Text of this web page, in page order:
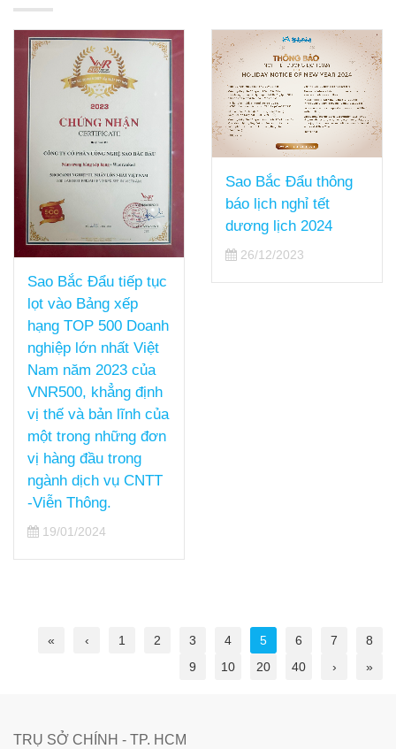
Sao Bắc Đẩu tiếp tục
lọt vào Bảng xếp
hạng TOP 500 Doanh
nghiệp lớn nhất Việt
Nam năm 2023 của
VNR500, khẳng định
vị thế và bản lĩnh của
một trong những đơn
vị hàng đầu trong
ngành dịch vụ CNTT
-Viễn Thông.
19/01/2024
Sao Bắc Đẩu thông
báo lịch nghỉ tết
dương lịch 2024
26/12/2023
« ‹ 1 2 3 4 5 6 7
8
9
10 20 40 › »
TRỤ SỞ CHÍNH - TP. HCM